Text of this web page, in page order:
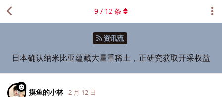
资讯流
日本确认纳米比亚蕴藏大量重稀土，正研究获取开采权益
9 / 12 条
摸鱼的小林 2 月 12 日